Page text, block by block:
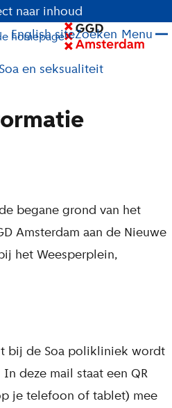
naar inhoud
homepage
English siteZoeken Menu
Soa en seksualiteit
begane grond van het
Amsterdam aan de Nieuwe
het Weesperplein,
bij de Soa polikliniek wordt
deze mail staat een QR
je telefoon of tablet) mee